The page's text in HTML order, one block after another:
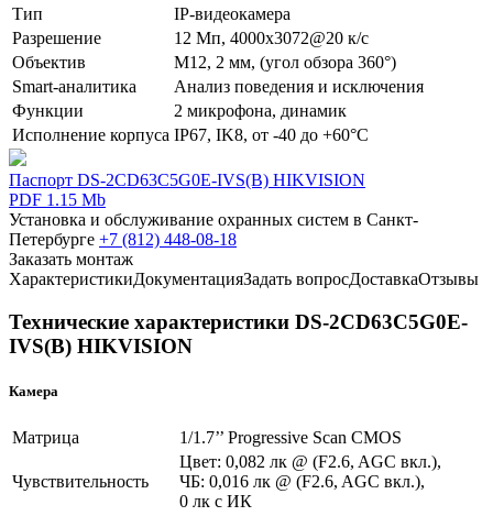
Тип
IP-видеокамера
Разрешение
12 Мп, 4000x3072@20 к/с
Объектив
М12, 2 мм, (угол обзора 360°)
Smart-аналитика
Анализ поведения и исключения
Функции
2 микрофона, динамик
Исполнение корпуса IP67, IK8, от -40 до +60°C
Паспорт DS-2CD63C5G0E-IVS(B) HIKVISION
PDF 1.15 Mb
Установка и обслуживание охранных систем в Санкт-
Петербурге +7 (812) 448-08-18
Заказать монтаж
ХарактеристикиДокументацияЗадать вопросДоставкаОтзывы
Технические характеристики DS-2CD63C5G0E-
IVS(B) HIKVISION
Камера
Матрица 1/1.7’’ Progressive Scan CMOS
Чувствительность
Цвет: 0,082 лк @ (F2.6, AGC вкл.),
ЧБ: 0,016 лк @ (F2.6, AGC вкл.),
0 лк с ИК